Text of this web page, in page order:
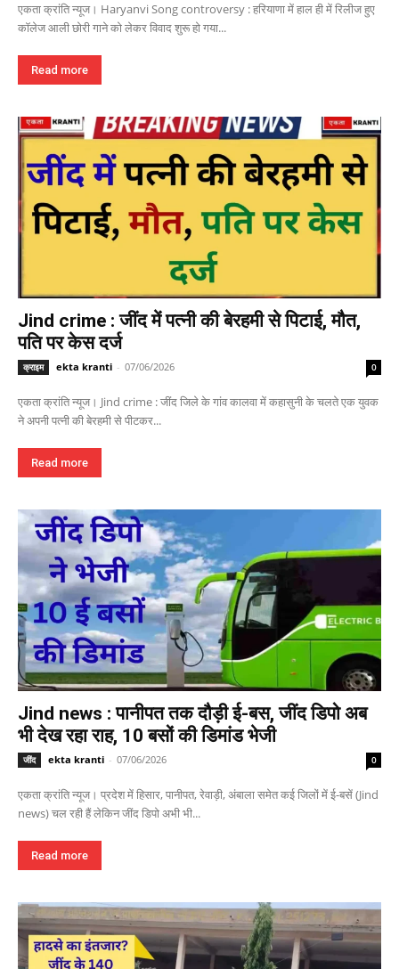
एकता क्रांति न्यूज। Haryanvi Song controversy : हरियाणा में हाल ही में रिलीज हुए
कॉलेज आली छोरी गाने को लेकर विवाद शुरू हो गया...
Read more
Jind crime : जींद में पत्नी की बेरहमी से पिटाई, मौत,
पति पर केस दर्ज
क्राइम ekta kranti - 07/06/2026 0
एकता क्रांति न्यूज। Jind crime : जींद जिले के गांव कालवा में कहासुनी के चलते एक युवक
ने अपनी पत्नी की बेरहमी से पीटकर...
Read more
Jind news : पानीपत तक दौड़ी ई-बस, जींद डिपो अब
भी देख रहा राह, 10 बसों की डिमांड भेजी
जींद ekta kranti - 07/06/2026 0
एकता क्रांति न्यूज। प्रदेश में हिसार, पानीपत, रेवाड़ी, अंबाला समेत कई जिलों में ई-बसें (Jind
news) चल रही हैं लेकिन जींद डिपो अभी भी...
Read more